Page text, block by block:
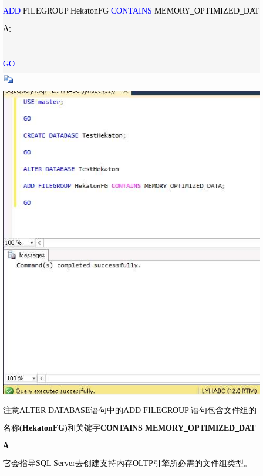
ADD FILEGROUP HekatonFG CONTAINS MEMORY_OPTIMIZED_DAT
A;
GO
注意ALTER DATABASE语句中的ADD FILEGROUP 语句包含文件组的
名称(HekatonFG)和关键字CONTAINS MEMORY_OPTIMIZED_DAT
A
它会指导SQL Server去创建支持内存OLTP引擎所必需的文件组类型。